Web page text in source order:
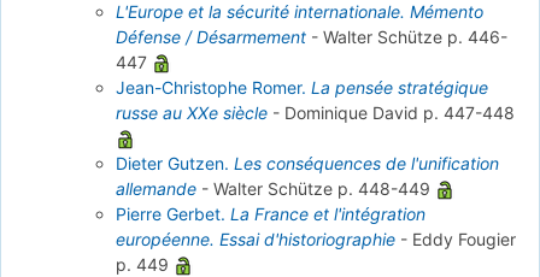
L'Europe et la sécurité internationale. Mémento
Défense / Désarmement - Walter Schütze p. 446-
447
Jean-Christophe Romer. La pensée stratégique
russe au XXe siècle - Dominique David p. 447-448
Dieter Gutzen. Les conséquences de l'unification
allemande - Walter Schütze p. 448-449
Pierre Gerbet. La France et l'intégration
européenne. Essai d'historiographie - Eddy Fougier
p. 449